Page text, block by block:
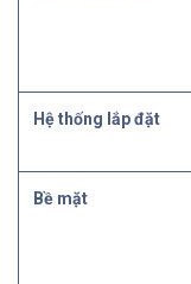
Hệ thống lắp đặt
Bề mặt